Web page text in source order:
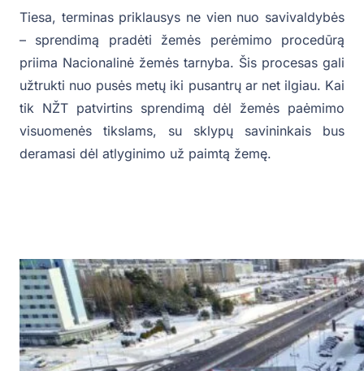
Tiesa, terminas priklausys ne vien nuo savivaldybės
– sprendimą pradėti žemės perėmimo procedūrą
priima Nacionalinė žemės tarnyba. Šis procesas gali
užtrukti nuo pusės metų iki pusantrų ar net ilgiau. Kai
tik NŽT patvirtins sprendimą dėl žemės paėmimo
visuomenės tikslams, su sklypų savininkais bus
deramasi dėl atlyginimo už paimtą žemę.